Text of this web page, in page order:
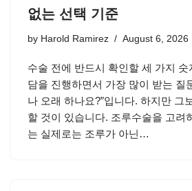
없는 선택 기준
by Harold Ramirez August 6, 2026
수술 전에 반드시 확인할 세 가지
담을 진행하면서 가장 많이 받는 질
나 오래 하나요?”입니다. 하지만 그
할 것이 있습니다. 조루수술을 고려
는 실제로는 조루가 아닌…